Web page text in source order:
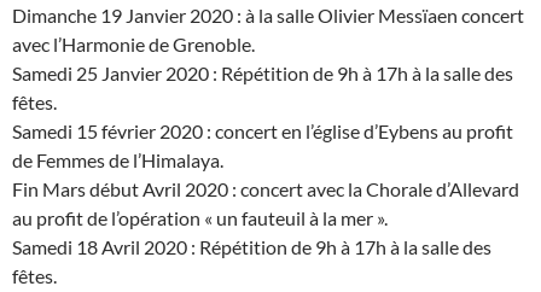
Dimanche 19 Janvier 2020 : à la salle Olivier Messïaen concert
avec l’Harmonie de Grenoble.
Samedi 25 Janvier 2020 : Répétition de 9h à 17h à la salle des
fêtes.
Samedi 15 février 2020 : concert en l’église d’Eybens au profit
de Femmes de l’Himalaya.
Fin Mars début Avril 2020 : concert avec la Chorale d’Allevard
au profit de l’opération « un fauteuil à la mer ».
Samedi 18 Avril 2020 : Répétition de 9h à 17h à la salle des
fêtes.